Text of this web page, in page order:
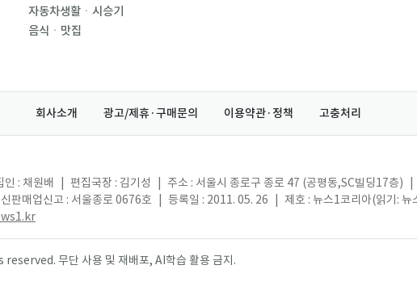
자동차생활ㆍ시승기
음식ㆍ맛집
회사소개 광고/제휴·구매문의 이용약관·정책 고충처리
인 : 채원배 편집국장 : 김기성 주소 : 서울시 종로구 종로 47 (공평동,SC빌딩17층)
판매업신고 : 서울종로 0676호 등록일 : 2011. 05. 26 제호 : 뉴스1코리아(읽기: 뉴
무단 사용 및 재배포, AI학습 활용 금지.